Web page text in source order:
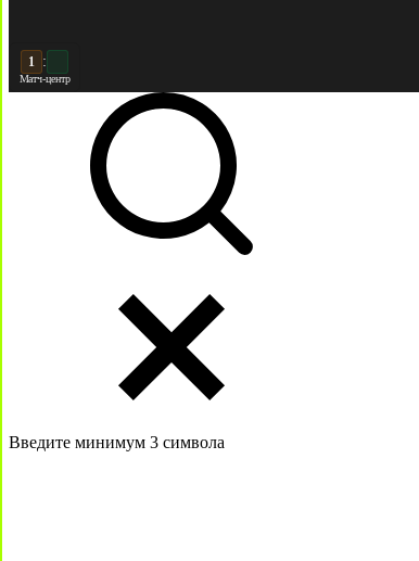
2 :
Матч-центр
Введите минимум 3 символа